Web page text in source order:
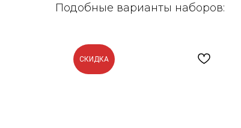
Подобные варианты наборов:
СКИДКА